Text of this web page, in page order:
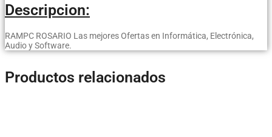
Descripcion:
RAMPC ROSARIO Las mejores Ofertas en Informática, Electrónica,
Audio y Software.
Productos relacionados